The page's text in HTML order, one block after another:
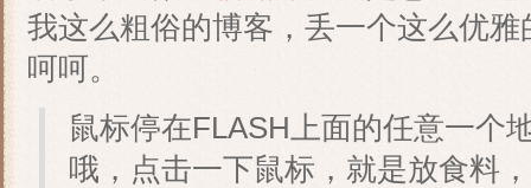
我这么粗俗的博客，丢一个这么优
呵呵。
鼠标停在FLASH上面的任意一个
哦，点击一下鼠标，就是放食料